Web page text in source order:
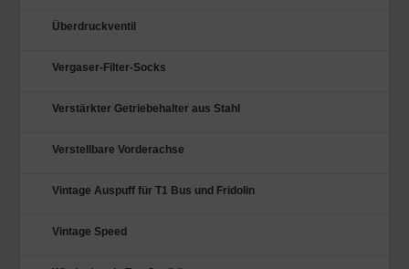
Überdruckventil
Vergaser-Filter-Socks
Verstärkter Getriebehalter aus Stahl
Verstellbare Vorderachse
Vintage Auspuff für T1 Bus und Fridolin
Vintage Speed